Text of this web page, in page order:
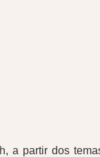
a partir dos